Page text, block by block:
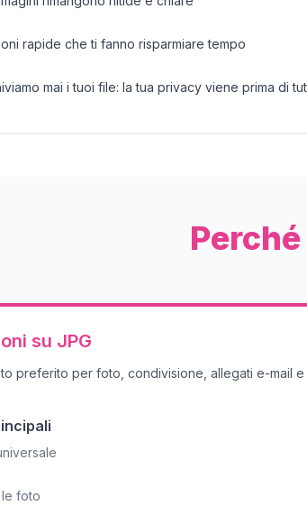
rapide che ti fanno risparmiare tempo
mai i tuoi file: la tua privacy viene prima di
su JPG
preferito per foto, condivisione, allegati e-mail e
foto